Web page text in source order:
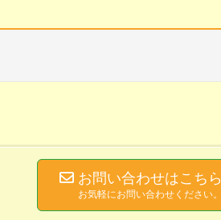
お問い合わせはこちら
お気軽にお問い合わせください。